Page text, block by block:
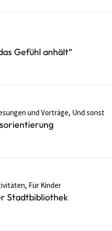
Gefühl anhält“
und Vorträge, Und sonst
Für Kinder
Stadtbibliothek